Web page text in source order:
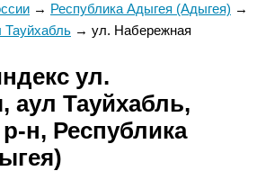
→ Республика Адыгея (Адыгея) →
Тауйхабль → ул. Набережная
ул.
аул Тауйхабль,
н, Республика